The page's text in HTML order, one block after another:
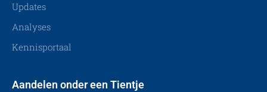
Updates
Analyses
Kennisportaal
Aandelen onder een Tientje